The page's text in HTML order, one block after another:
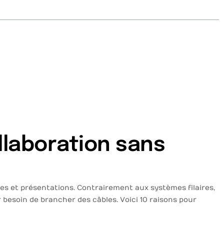
sans
et présentations. Contrairement aux systèmes filaires,
besoin de brancher des câbles. Voici 10 raisons pour